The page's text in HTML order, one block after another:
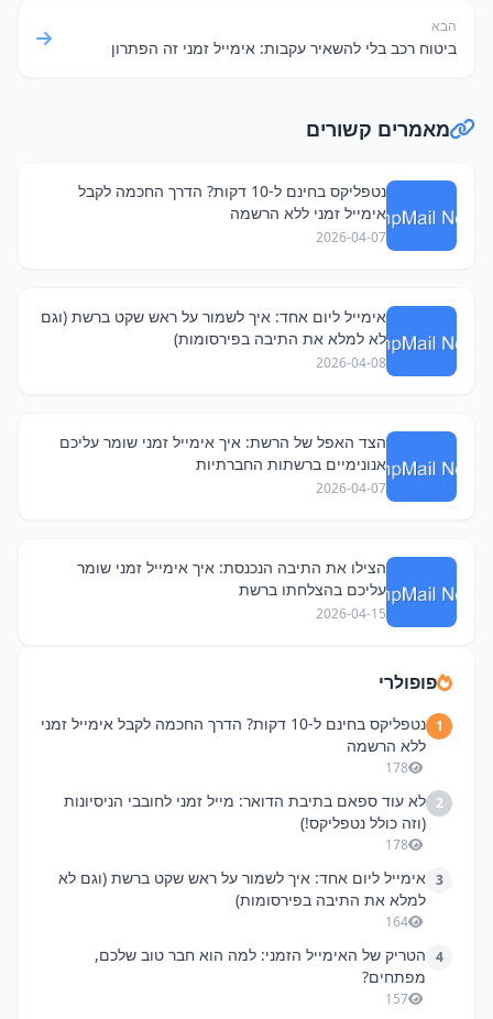
הבא
ביטוח רכב בלי להשאיר עקבות: אימייל זמני זה הפתרון
מאמרים קשורים
נטפליקס בחינם ל-10 דקות? הדרך החכמה לקבל
אימייל זמני ללא הרשמה
2026-04-07
אימייל ליום אחד: איך לשמור על ראש שקט ברשת (וגם
לא למלא את התיבה בפירסומות)
2026-04-08
הצד האפל של הרשת: איך אימייל זמני שומר עליכם
אנונימיים ברשתות החברתיות
2026-04-07
הצילו את התיבה הנכנסת: איך אימייל זמני שומר
עליכם בהצלחתו ברשת
2026-04-15
פופולרי
1
נטפליקס בחינם ל-10 דקות? הדרך החכמה לקבל אימייל זמני
ללא הרשמה
178
2 לא עוד ספאם בתיבת הדואר: מייל זמני לחובבי הניסיונות
(וזה כולל נטפליקס!)
178
3 אימייל ליום אחד: איך לשמור על ראש שקט ברשת (וגם לא
למלא את התיבה בפירסומות)
164
4 הטריק של האימייל הזמני: למה הוא חבר טוב שלכם,
מפתחים?
157